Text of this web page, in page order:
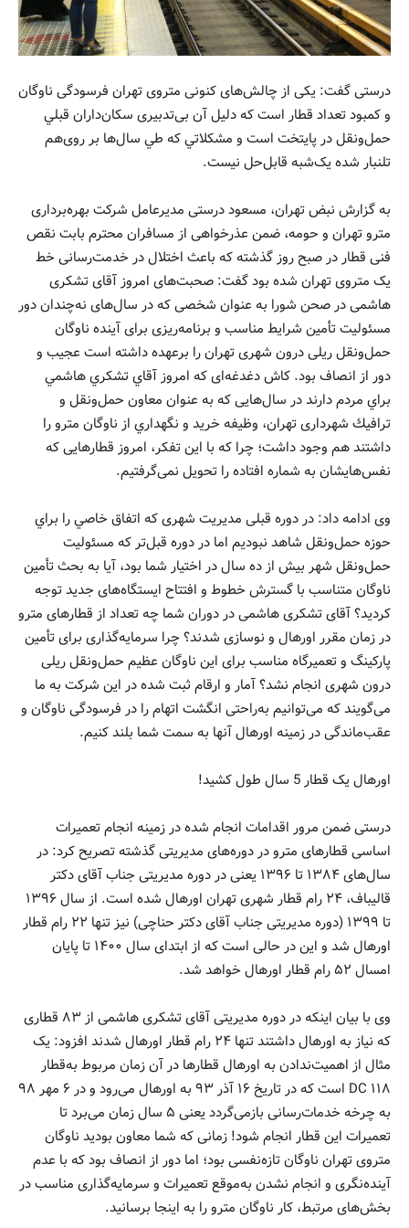
درستی گفت: یکی از چالش‌های کنونی متروی تهران فرسودگی ناوگان
و کمبود تعداد قطار است كه دلیل آن بی‌تدبیری سکان‌داران قبلي
حمل‌ونقل در پايتخت است و مشكلاتي كه طي سال‌ها بر روی‌هم
تلنبار شده یک‌شبه قابل‌حل نيست.
به گزارش نبض تهران، مسعود درستی مدیرعامل شرکت بهره‌برداری
مترو تهران و حومه، ضمن عذرخواهی از مسافران محترم بابت نقص
فنی قطار در صبح روز گذشته که باعث اختلال در خدمت‌رسانی خط
یک متروی تهران شده بود گفت: صحبت‌های امروز آقای تشکری
هاشمی در صحن شورا به عنوان شخصی که در سال‌های نه‌چندان دور
مسئولیت تأمین شرایط مناسب و برنامه‌ریزی برای آینده ناوگان
حمل‌ونقل ریلی درون شهری تهران را برعهده داشته است عجیب و
دور از انصاف بود. كاش دغدغه‌ای كه امروز آقاي تشكري هاشمي
براي مردم دارند در سال‌هایی كه به عنوان معاون حمل‌ونقل و
ترافيك شهرداری تهران، وظيفه خريد و نگهداري از ناوگان مترو را
داشتند هم وجود داشت؛ چرا كه با اين تفكر، امروز قطارهایی كه
نفس‌هایشان به شماره افتاده را تحويل نمی‌گرفتیم.
وی ادامه داد: در دوره قبلی مدیریت شهری که اتفاق خاصي را براي
حوزه حمل‌ونقل شاهد نبوديم اما در دوره قبل‌تر كه مسئولیت
حمل‌ونقل شهر بيش از ده سال در اختيار شما بود، آیا به بحث تأمین
ناوگان متناسب با گسترش خطوط و افتتاح ایستگاه‌های جدید توجه
کردید؟ آقای تشکری هاشمی در دوران شما چه تعداد از قطارهای مترو
در زمان مقرر اورهال و نوسازی شدند؟ چرا سرمایه‌گذاری برای تأمین
پارکینگ و تعمیرگاه مناسب برای این ناوگان عظیم حمل‌ونقل ریلی
درون شهری انجام نشد؟ آمار و ارقام ثبت شده در این شرکت به ما
می‌گویند که می‌توانیم به‌راحتی انگشت اتهام را در فرسودگی ناوگان و
عقب‌ماندگی در زمینه اورهال آنها به سمت شما بلند كنيم.
اورهال یک قطار 5 سال طول کشید!
درستی ضمن مرور اقدامات انجام شده در زمینه انجام تعمیرات
اساسی قطارهای مترو در دوره‌های مدیریتی گذشته تصریح کرد: در
سال‌های ۱۳۸۴ تا ۱۳۹۶ یعنی در دوره مدیریتی جناب آقای دکتر
قالیباف، ۲۴ رام قطار شهری تهران اورهال شده است. از سال ۱۳۹۶
تا ۱۳۹۹ (دوره مدیریتی جناب آقای دکتر حناچی) نیز تنها ۲۲ رام قطار
اورهال شد و این در حالی است که از ابتدای سال ۱۴۰۰ تا پایان
امسال ۵۲ رام قطار اورهال خواهد شد.
وی با بیان اینکه در دوره مدیریتی آقای تشکری هاشمی از ۸۳ قطاری
که نیاز به اورهال داشتند تنها ۲۴ رام قطار اورهال شدند افزود: یک
مثال از اهمیت‌ندادن به اورهال قطارها در آن زمان مربوط به‌قطار
۱۱۸ DC است که در تاریخ ۱۶ آذر ۹۳ به اورهال می‌رود و در ۶ مهر ۹۸
به چرخه خدمات‌رسانی بازمی‌گردد یعنی ۵ سال زمان می‌برد تا
تعمیرات این قطار انجام شود! زمانی که شما معاون بودید ناوگان
متروی تهران ناوگان تازه‌نفسی بود؛ اما دور از انصاف بود که با عدم
آینده‌نگری و انجام نشدن به‌موقع تعمیرات و سرمایه‌گذاری مناسب در
بخش‌های مرتبط، کار ناوگان مترو را به اینجا برسانید.